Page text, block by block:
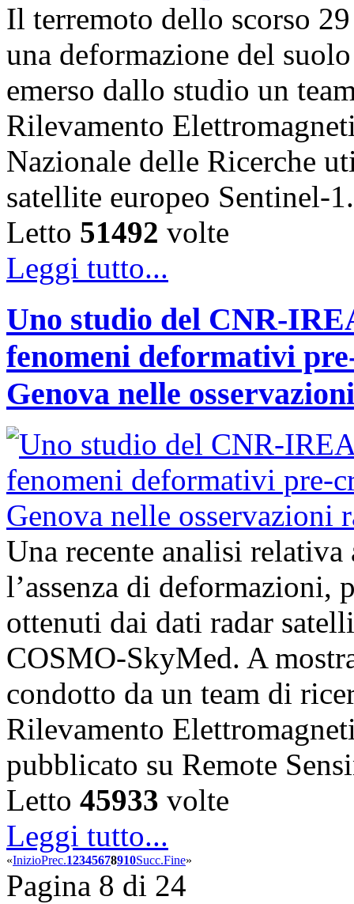
Il terremoto dello scorso
una deformazione del
emerso dallo studio un
Rilevamento
Nazionale delle Ricerche
satellite europeo
Letto 51492 volte
Leggi tutto...
Uno studio del CNR-
fenomeni deformativi
Genova nelle
Una recente analisi
l’assenza di
ottenuti dai dati radar
COSMO-SkyMed. A
condotto da un team di
Rilevamento
pubblicato su Remote
Letto 45933 volte
Leggi tutto...
«InizioPrec.12345678910Succ.Fine»
Pagina 8 di 24